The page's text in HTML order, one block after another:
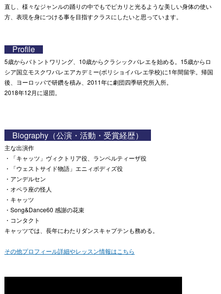
直し、様々なジャンルの踊りの中でもでピカリと光るような美しい身体の使い
方、表現を身につける事を目指すクラスにしたいと思っています。
Profile
5歳からバトントワリング、10歳からクラシックバレエを始める。15歳からロ
シア国立モスクワバレエアカデミー(ボリショイバレエ学校)に1年間留学。帰国
後、ヨーロッパで研鑽を積み、2011年に劇団四季研究所入所。
2018年12月に退団。
Biography（公演・活動・受賞経歴）
主な出演作
・「キャッツ」ヴィクトリア役、ランペルティーザ役
・「ウェストサイド物語」エニィボディズ役
・アンデルセン
・オペラ座の怪人
・キャッツ
・Song&Dance60 感謝の花束
・コンタクト
キャッツでは、長年にわたりダンスキャプテンも務める。
その他プロフィール詳細やレッスン情報はこちら